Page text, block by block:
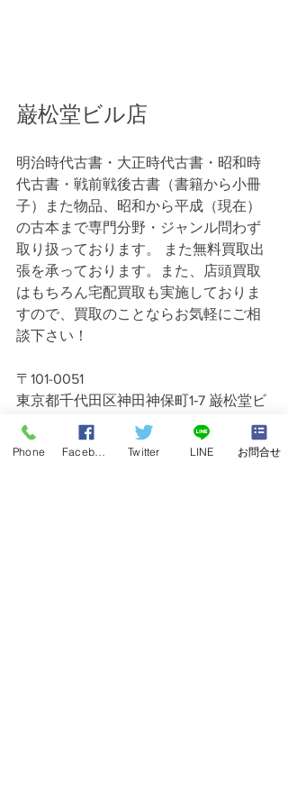
巌松堂ビル店
明治時代古書・大正時代古書・昭和時
代古書・戦前戦後古書（書籍から小冊
子）また物品、昭和から平成（現在）
の古本まで専門分野・ジャンル問わず
取り扱っております。 また無料買取出
張を承っております。また、店頭買取
はもちろん宅配買取も実施しておりま
すので、買取のことならお気軽にご相
談下さい！
〒101-0051
東京都千代田区神田神保町1‐7 巌松堂ビ
ル1階
11時～18時　年中無休（年末年始は除
Phone Twitter LINE お問合せ